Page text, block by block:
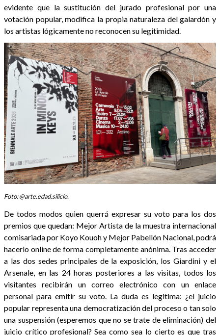
evidente que la sustitución del jurado profesional por una
votación popular, modifica la propia naturaleza del galardón y
los artistas lógicamente no reconocen su legitimidad.
Foto: @arte.edad.silicio.
De todos modos quien querrá expresar su voto para los dos
premios que quedan: Mejor Artista de la muestra internacional
comisariada por Koyo Kouoh y Mejor Pabellón Nacional, podrá
hacerlo online de forma completamente anónima. Tras acceder
a las dos sedes principales de la exposición, los Giardini y el
Arsenale, en las 24 horas posteriores a las visitas, todos los
visitantes recibirán un correo electrónico con un enlace
personal para emitir su voto. La duda es legitima: ¿el juicio
popular representa una democratización del proceso o tan solo
una suspensión (esperemos que no se trate de eliminación) del
juicio crítico profesional? Sea como sea lo cierto es que tras